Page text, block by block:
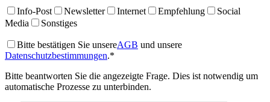
Info-Post Newsletter Internet Empfehlung
Social
Media
Sonstiges
Bitte bestätigen Sie unsereAGB und unsere
Datenschutzbestimmungen.*
Bitte beantworten Sie die angezeigte Frage. Dies ist notwendig um
automatische Prozesse zu unterbinden.